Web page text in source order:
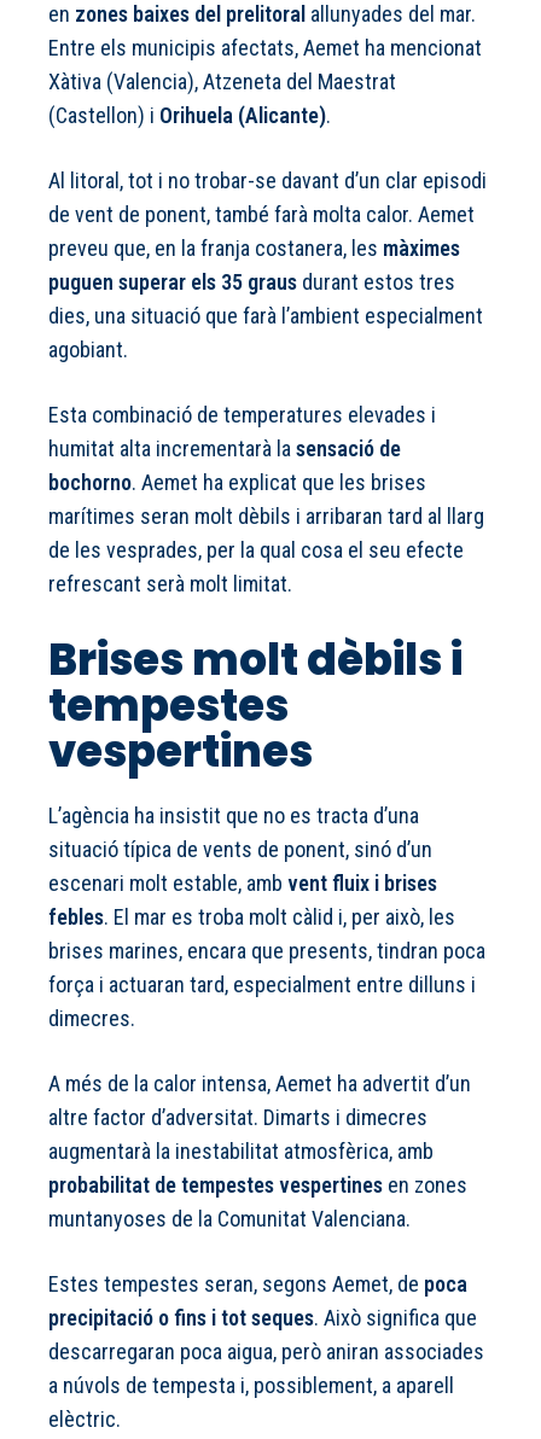
en zones baixes del prelitoral allunyades del mar.
Entre els municipis afectats, Aemet ha mencionat
Xàtiva (Valencia), Atzeneta del Maestrat
(Castellon) i Orihuela (Alicante).
Al litoral, tot i no trobar-se davant d’un clar episodi
de vent de ponent, també farà molta calor. Aemet
preveu que, en la franja costanera, les màximes
puguen superar els 35 graus durant estos tres
dies, una situació que farà l’ambient especialment
agobiant.
Esta combinació de temperatures elevades i
humitat alta incrementarà la sensació de
bochorno. Aemet ha explicat que les brises
marítimes seran molt dèbils i arribaran tard al llarg
de les vesprades, per la qual cosa el seu efecte
refrescant serà molt limitat.
Brises molt dèbils i
tempestes
vespertines
L’agència ha insistit que no es tracta d’una
situació típica de vents de ponent, sinó d’un
escenari molt estable, amb vent fluix i brises
febles. El mar es troba molt càlid i, per això, les
brises marines, encara que presents, tindran poca
força i actuaran tard, especialment entre dilluns i
dimecres.
A més de la calor intensa, Aemet ha advertit d’un
altre factor d’adversitat. Dimarts i dimecres
augmentarà la inestabilitat atmosfèrica, amb
probabilitat de tempestes vespertines en zones
muntanyoses de la Comunitat Valenciana.
Estes tempestes seran, segons Aemet, de poca
precipitació o fins i tot seques. Això significa que
descarregaran poca aigua, però aniran associades
a núvols de tempesta i, possiblement, a aparell
elèctric.